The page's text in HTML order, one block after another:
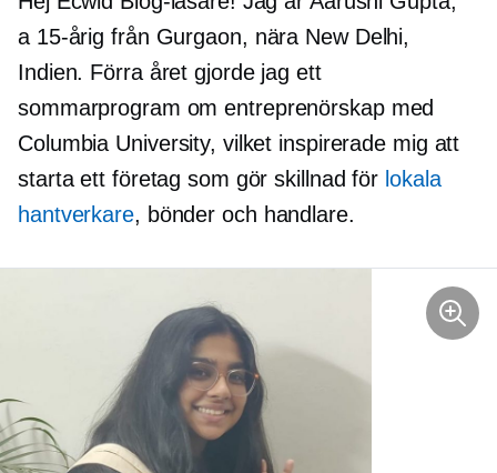
a 15-årig från Gurgaon, nära New Delhi,
Indien. Förra året gjorde jag ett
sommarprogram om entreprenörskap med
Columbia University, vilket inspirerade mig att
starta ett företag som gör skillnad för lokala
hantverkare, bönder och handlare.